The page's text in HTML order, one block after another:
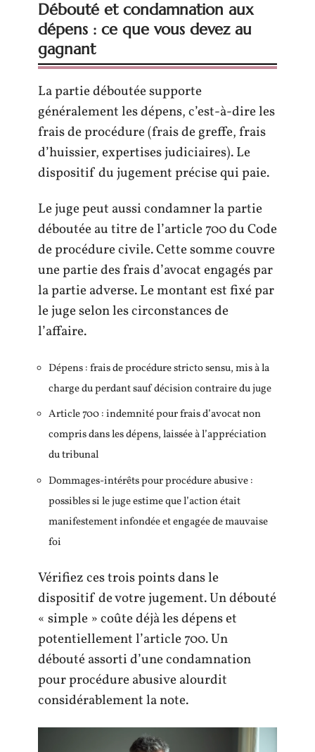
Débouté et condamnation aux
dépens : ce que vous devez au
gagnant
La partie déboutée supporte
généralement les dépens, c’est-à-dire les
frais de procédure (frais de greffe, frais
d’huissier, expertises judiciaires). Le
dispositif du jugement précise qui paie.
Le juge peut aussi condamner la partie
déboutée au titre de l’article 700 du Code
de procédure civile. Cette somme couvre
une partie des frais d’avocat engagés par
la partie adverse. Le montant est fixé par
le juge selon les circonstances de
l’affaire.
Dépens : frais de procédure stricto sensu, mis à la
charge du perdant sauf décision contraire du juge
Article 700 : indemnité pour frais d’avocat non
compris dans les dépens, laissée à l’appréciation
du tribunal
Dommages-intérêts pour procédure abusive :
possibles si le juge estime que l’action était
manifestement infondée et engagée de mauvaise
foi
Vérifiez ces trois points dans le
dispositif de votre jugement. Un débouté
« simple » coûte déjà les dépens et
potentiellement l’article 700. Un
débouté assorti d’une condamnation
pour procédure abusive alourdit
considérablement la note.